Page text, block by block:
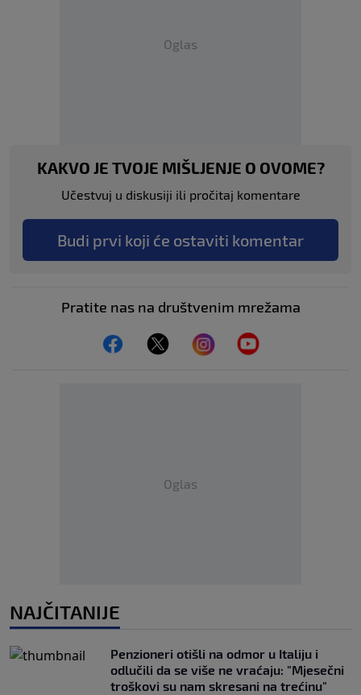
Oglas
KAKVO JE TVOJE MIŠLJENJE O OVOME?
Učestvuj u diskusiji ili pročitaj komentare
Budi prvi koji će ostaviti komentar
Pratite nas na društvenim mrežama
Oglas
NAJČITANIJE
Penzioneri otišli na odmor u Italiju i
odlučili da se više ne vraćaju: "Mjesečni
troškovi su nam skresani na trećinu"